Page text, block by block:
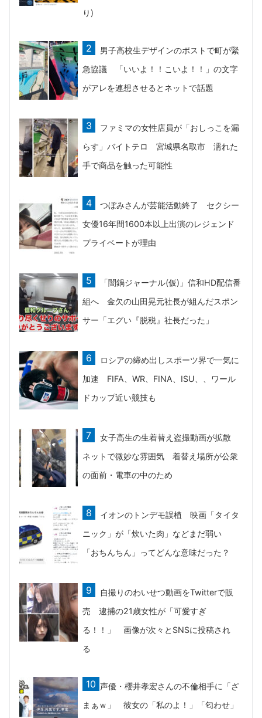
り)
男子高校生デザインのポストで町が緊
急協議 「いいよ！！こいよ！！」の文字
がアレを連想させるとネットで話題
ファミマの女性店員が「おしっこを漏
らす」バイトテロ 宮城県名取市 濡れた
手で商品を触った可能性
つぼみさんが芸能活動終了 セクシー
女優16年間1600本以上出演のレジェンド
プライベートが理由
「闇鍋ジャーナル(仮)」信和HD配信番
組へ 金欠の山田晃元社長が組んだスポン
サー「エグい『脱税』社長だった」
ロシアの締め出しスポーツ界で一気に
加速 FIFA、WR、FINA、ISU、、ワール
ドカップ近い競技も
女子高生の生着替え盗撮動画が拡散
ネットで微妙な雰囲気 着替え場所が公衆
の面前・電車の中のため
イオンのトンデモ誤植 映画「タイタ
ニック」が「炊いた肉」などまだ弱い
「おちんちん」ってどんな意味だった？
自撮りのわいせつ動画をTwitterで販
売 逮捕の21歳女性が「可愛すぎ
る！！」 画像が次々とSNSに投稿され
る
声優・櫻井孝宏さんの不倫相手に「ざ
まぁｗ」 彼女の「私のよ！」「匂わせ」